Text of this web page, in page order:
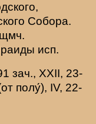
Собора.
исп.
зач., XXII, 23-
полу́), IV, 22-